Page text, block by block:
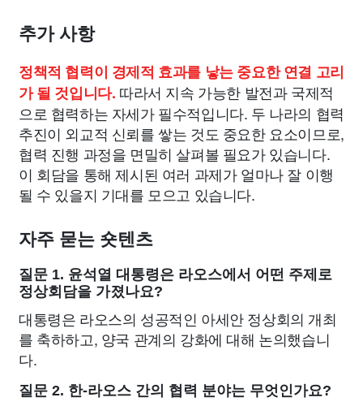
추가 사항
정책적 협력이 경제적 효과를 낳는 중요한 연결 고리
가 될 것입니다. 따라서 지속 가능한 발전과 국제적
으로 협력하는 자세가 필수적입니다. 두 나라의 협력
추진이 외교적 신뢰를 쌓는 것도 중요한 요소이므로,
협력 진행 과정을 면밀히 살펴볼 필요가 있습니다.
이 회담을 통해 제시된 여러 과제가 얼마나 잘 이행
될 수 있을지 기대를 모으고 있습니다.
자주 묻는 숏텐츠
질문 1. 윤석열 대통령은 라오스에서 어떤 주제로
정상회담을 가졌나요?
대통령은 라오스의 성공적인 아세안 정상회의 개최
를 축하하고, 양국 관계의 강화에 대해 논의했습니
다.
질문 2. 한-라오스 간의 협력 분야는 무엇인가요?